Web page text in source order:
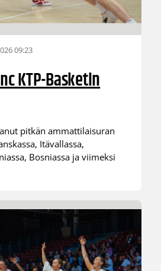
09:23
KTP-Basketin
pitkän ammattilaisuran
Itävallassa,
Bosniassa ja viimeksi